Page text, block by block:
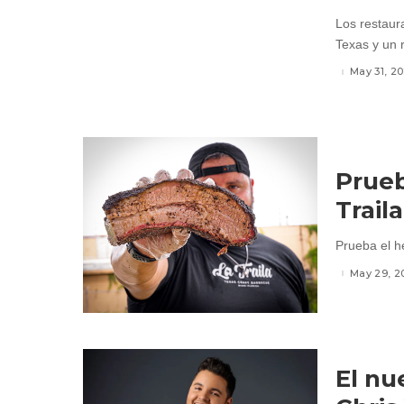
Los
Texas y un
May 31,
Prueba el
May 29,
El